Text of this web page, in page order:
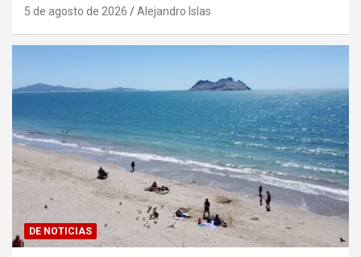
5 de agosto de 2026 Alejandro Islas
DE NOTICIAS